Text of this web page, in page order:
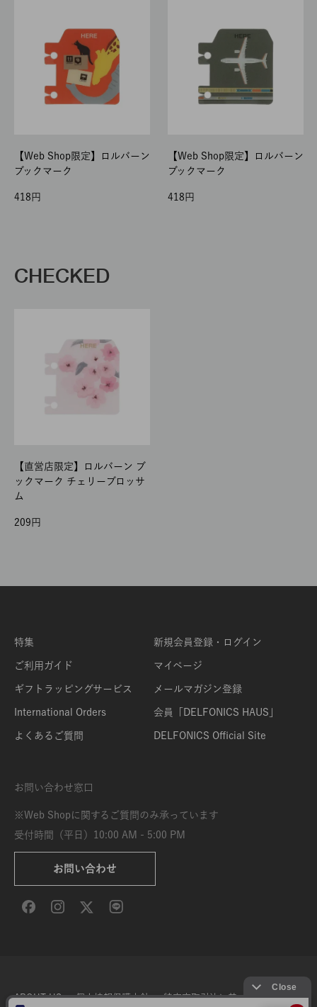
【Web Shop限定】ロルバーン
ブックマーク
418
【Web Shop限定】ロルバーン
ブックマーク
418
CHECKED
【直営店限定】ロルバーン ブ
ックマーク チェリーブロッサ
ム
209
特集
ご利用ガイド
ギフトラッピングサービス
International Orders
よくあるご質問
新規会員登録・ログイン
マイページ
メールマガジン登録
会員「DELFONICS HAUS」
DELFONICS Official Site
お問い合わせ窓口
※Web Shopに関するご質問のみ承っています
受付時間（平日）10:00 AM - 5:00 PM
お問い合わせ
ABOUT US 個人情報保護方針 特定商取引法に基づく表示